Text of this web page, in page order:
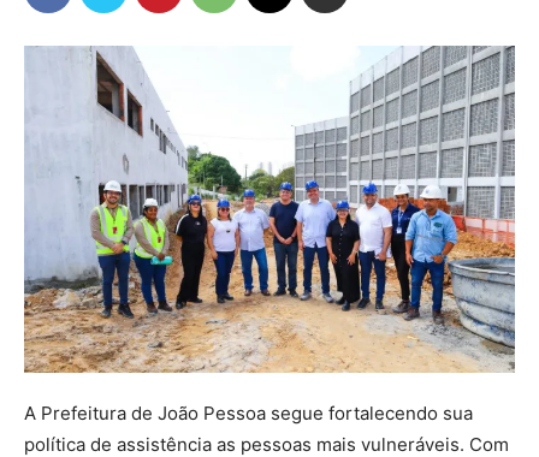
A Prefeitura de João Pessoa segue fortalecendo sua
política de assistência as pessoas mais vulneráveis. Com